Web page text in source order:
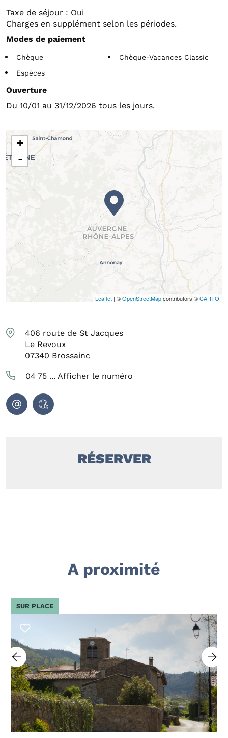
Taxe de séjour : Oui
Charges en supplément selon les périodes.
Modes de paiement
Chèque
Chèque-Vacances Classic
Espèces
Ouverture
Du 10/01 au 31/12/2026 tous les jours.
+
-
Leaflet | ©OpenStreetMapcontributors ©CARTO
406 route de St Jacques
Le Revoux
07340 Brossainc
04 75 ... Afficher le numéro
RÉSERVER
A proximité
SUR PLACE